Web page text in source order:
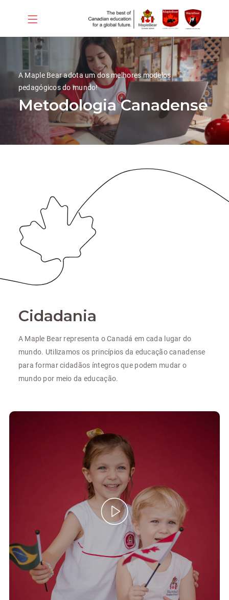
A Maple Bear adota um dos melhores modelos
pedagógicos do mundo!
Metodologia Canadense
Cidadania
A Maple Bear representa o Canadá em cada lugar do
mundo. Utilizamos os princípios da educação canadense
para formar cidadãos íntegros que podem mudar o
mundo por meio da educação.